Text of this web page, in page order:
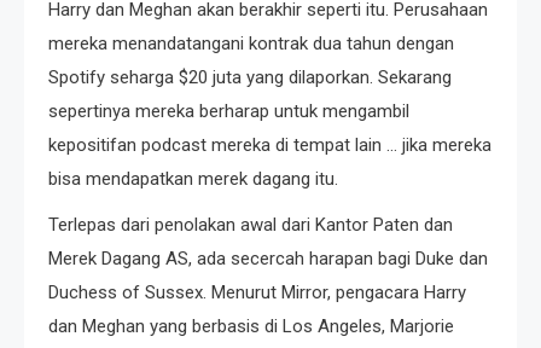
Harry dan Meghan akan berakhir seperti itu. Perusahaan
mereka menandatangani kontrak dua tahun dengan
Spotify seharga $20 juta yang dilaporkan. Sekarang
sepertinya mereka berharap untuk mengambil
kepositifan podcast mereka di tempat lain … jika mereka
bisa mendapatkan merek dagang itu.
Terlepas dari penolakan awal dari Kantor Paten dan
Merek Dagang AS, ada secercah harapan bagi Duke dan
Duchess of Sussex. Menurut Mirror, pengacara Harry
dan Meghan yang berbasis di Los Angeles, Marjorie